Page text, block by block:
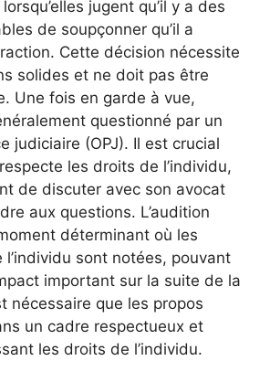
jugent qu’il y a des
de soupçonner qu’il a
Cette décision nécessite
solides et ne doit pas être
Une fois en garde à vue,
questionné par un
judiciaire (OPJ). Il est crucial
les droits de l’individu,
de discuter avec son avocat
aux questions. L’audition
déterminant où les
sont notées, pouvant
important sur la suite de la
nécessaire que les propos
un cadre respectueux et
les droits de l’individu.